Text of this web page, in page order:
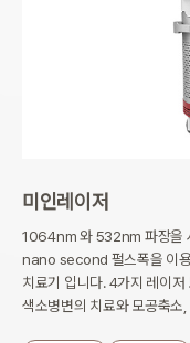
미인레이저
1064nm 와 532nm 파장을
nano second 펄스폭을 이
치료기 입니다. 4가지 레이저
색소병변의 치료와 모공축소